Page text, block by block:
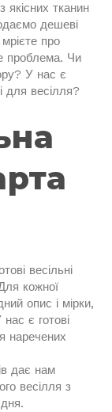
якісних тканин
дешеві
про
проблема. Чи
У нас є
для весілля?
весільні
кожної
опис і мірки,
є готові
наречених
дає нам
весілля з